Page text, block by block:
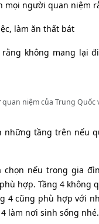
mọi người quan niệm
làm ăn thất bát
không mang lại
niệm của Trung Quốc
những tầng trên nếu
nếu trong gia
hợp. Tầng 4 không
4 cũng phù hợp với
làm nơi sinh sống nhé.